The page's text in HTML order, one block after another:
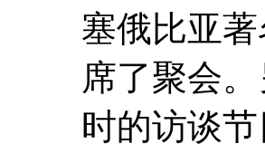
塞俄比亚
席了聚会
时的访谈